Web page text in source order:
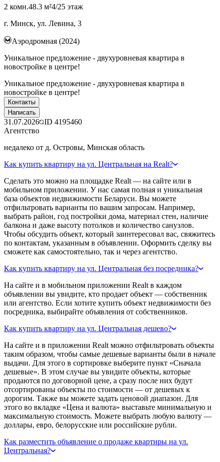
2 комн.48.3 м²4/25 этаж
г. Минск, ул. Левина, 3
Аэродромная (2024)
Уникальное предложение - двухуровневая квартира в
новостройке в центре!
Уникальное предложение - двухуровневая квартира в
новостройке в центре!
Контакты
Написать
31.07.2026 ID 4195460
Агентство
недалеко от д. Островы, Минская область
Как купить квартиру на ул. Центральная на Realt?
Сделать это можно на площадке Realt — на сайте или в
мобильном приложении. У нас самая полная и уникальная
база объектов недвижимости Беларуси. Вы можете
отфильтровать варианты по вашим запросам. Например,
выбрать район, год постройки дома, материал стен, наличие
балкона и даже высоту потолков и количество санузлов.
Чтобы обсудить объект, который заинтересовал вас, свяжитесь
по контактам, указанным в объявлении. Оформить сделку вы
сможете как самостоятельно, так и через агентство.
Как купить квартиру на ул. Центральная без посредника?
На сайте и в мобильном приложении Realt в каждом
объявлении вы увидите, кто продает объект — собственник
или агентство. Если хотите купить объект недвижимости без
посредника, выбирайте объявления от собственников.
Как купить квартиру на ул. Центральная дешево?
На сайте и в приложении Realt можно отфильтровать объекты
таким образом, чтобы самые дешевые варианты были в начале
выдачи. Для этого в сортировке выберите пункт «Сначала
дешевые». В этом случае вы увидите объекты, которые
продаются по договорной цене, а сразу после них будут
отсортированы объекты по стоимости — от дешевых к
дорогим. Также вы можете задать ценовой диапазон. Для
этого во вкладке «Цена и валюта» выставьте минимальную и
максимальную стоимость. Можете выбрать любую валюту —
доллары, евро, белорусские или российские рубли.
Как разместить объявление о продаже квартиры на ул.
Центральная?